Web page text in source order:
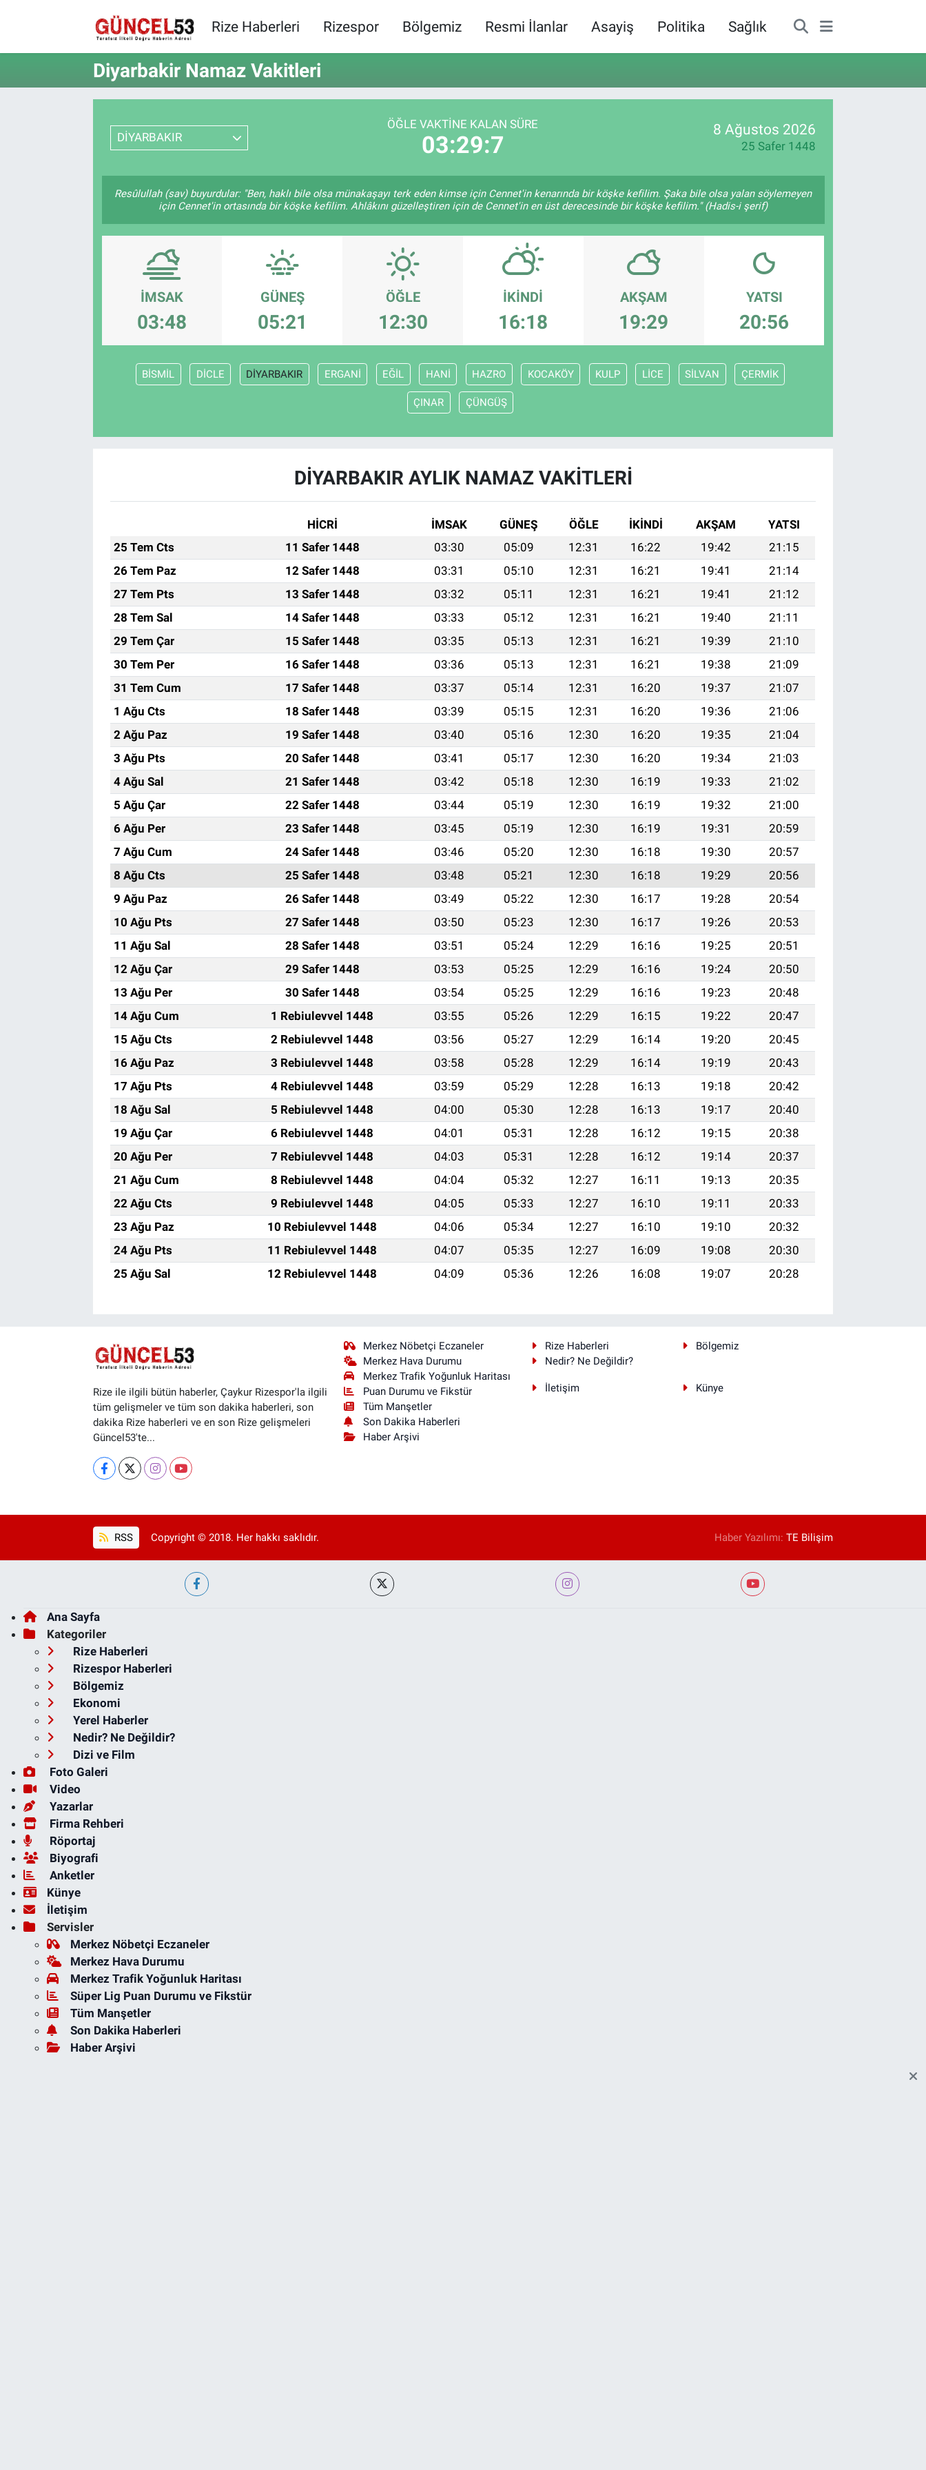
Rize Haberleri Rizespor Bölgemiz Resmi İlanlar Asayiş Politika Sağlık
Diyarbakir Namaz Vakitleri
DİYARBAKIR
ÖĞLE VAKTINE KALAN SÜRE
03:29:7
8 Ağustos 2026
25 Safer 1448
Resûlullah (sav) buyurdular: "Ben, haklı bile olsa münakaşayı terk eden kimse için Cennet'in kenarında bir köşke kefilim. Şaka bile olsa yalan söylemeyen
için Cennet'in ortasında bir köşke kefilim. Ahlâkını güzelleştiren için de Cennet'in en üst derecesinde bir köşke kefilim." (Hadis-i şerif)
İMSAK
03:48
GÜNEŞ
05:21
ÖĞLE
12:30
İKINDI
16:18
AKŞAM
19:29
YATSI
20:56
BİSMİL DİCLE DİYARBAKIR ERGANİ EĞİL HANİ HAZRO KOCAKÖY KULP LİCE SİLVAN ÇERMİK
ÇINAR ÇÜNGÜŞ
DİYARBAKIR AYLIK NAMAZ VAKITLERI
HİCRİ İMSAK GÜNEŞ ÖĞLE İKINDI AKŞAM
YATSI
25 Tem Cts
11 Safer 1448 03:30 05:09 12:31 16:22 19:42
21:15
26 Tem Paz
12 Safer 1448 03:31 05:10 12:31 16:21 19:41
21:14
27 Tem Pts
13 Safer 1448 03:32 05:11 12:31 16:21 19:41
21:12
28 Tem Sal
14 Safer 1448 03:33 05:12 12:31 16:21 19:40
21:11
29 Tem Çar
15 Safer 1448 03:35 05:13 12:31 16:21 19:39
21:10
30 Tem Per
16 Safer 1448 03:36 05:13 12:31 16:21 19:38
21:09
31 Tem Cum
17 Safer 1448 03:37 05:14 12:31 16:20 19:37
21:07
1 Ağu Cts
18 Safer 1448 03:39 05:15 12:31 16:20 19:36
21:06
2 Ağu Paz
19 Safer 1448 03:40 05:16 12:30 16:20 19:35
21:04
3 Ağu Pts
20 Safer 1448 03:41 05:17 12:30 16:20 19:34
21:03
4 Ağu Sal
21 Safer 1448 03:42 05:18 12:30 16:19 19:33
21:02
5 Ağu Çar
22 Safer 1448 03:44 05:19 12:30 16:19 19:32
21:00
6 Ağu Per
23 Safer 1448 03:45 05:19 12:30 16:19 19:31
20:59
7 Ağu Cum
24 Safer 1448 03:46 05:20 12:30 16:18 19:30
20:57
8 Ağu Cts
25 Safer 1448 03:48 05:21 12:30 16:18 19:29
20:56
9 Ağu Paz
26 Safer 1448 03:49 05:22 12:30 16:17 19:28
20:54
10 Ağu Pts
27 Safer 1448 03:50 05:23 12:30 16:17 19:26
20:53
11 Ağu Sal
28 Safer 1448 03:51 05:24 12:29 16:16 19:25
20:51
12 Ağu Çar
29 Safer 1448 03:53 05:25 12:29 16:16 19:24
20:50
13 Ağu Per
30 Safer 1448 03:54 05:25 12:29 16:16 19:23
20:48
14 Ağu Cum
1 Rebiulevvel 1448 03:55 05:26 12:29 16:15 19:22
20:47
15 Ağu Cts
2 Rebiulevvel 1448 03:56 05:27 12:29 16:14 19:20
20:45
16 Ağu Paz
3 Rebiulevvel 1448 03:58 05:28 12:29 16:14 19:19
20:43
17 Ağu Pts
4 Rebiulevvel 1448 03:59 05:29 12:28 16:13 19:18
20:42
18 Ağu Sal
5 Rebiulevvel 1448 04:00 05:30 12:28 16:13 19:17
20:40
19 Ağu Çar
6 Rebiulevvel 1448 04:01 05:31 12:28 16:12 19:15
20:38
20 Ağu Per
7 Rebiulevvel 1448 04:03 05:31 12:28 16:12 19:14
20:37
21 Ağu Cum
8 Rebiulevvel 1448 04:04 05:32 12:27 16:11 19:13
20:35
22 Ağu Cts
9 Rebiulevvel 1448 04:05 05:33 12:27 16:10 19:11
20:33
23 Ağu Paz
10 Rebiulevvel 1448 04:06 05:34 12:27 16:10 19:10
20:32
24 Ağu Pts
11 Rebiulevvel 1448 04:07 05:35 12:27 16:09 19:08
20:30
25 Ağu Sal
12 Rebiulevvel 1448 04:09 05:36 12:26 16:08 19:07 20:28
Rize ile ilgili bütün haberler, Çaykur Rizespor'la ilgili
tüm gelişmeler ve tüm son dakika haberleri, son
dakika Rize haberleri ve en son Rize gelişmeleri
Güncel53'te...
Merkez Nöbetçi Eczaneler
Merkez Hava Durumu
Merkez Trafik Yoğunluk Haritası
Puan Durumu ve Fikstür
Tüm Manşetler
Son Dakika Haberleri
Haber Arşivi
Rize Haberleri
Bölgemiz
Nedir? Ne Değildir?
İletişim Künye
RSS Copyright © 2018. Her hakkı saklıdır. Haber Yazılımı:TE Bilişim
Ana Sayfa
Kategoriler
Rize Haberleri
Rizespor Haberleri
Bölgemiz
Ekonomi
Yerel Haberler
Nedir? Ne Değildir?
Dizi ve Film
Foto Galeri
Video
Yazarlar
Firma Rehberi
Röportaj
Biyografi
Anketler
Künye
İletişim
Servisler
Merkez Nöbetçi Eczaneler
Merkez Hava Durumu
Merkez Trafik Yoğunluk Haritası
Süper Lig Puan Durumu ve Fikstür
Tüm Manşetler
Son Dakika Haberleri
Haber Arşivi